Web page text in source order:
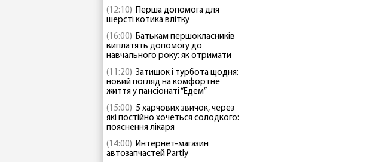
(12:10) Перша допомога для
шерсті котика влітку
(16:00) Батькам першокласників
виплатять допомогу до
навчального року: як отримати
(11:20) Затишок і турбота щодня:
новий погляд на комфортне
життя у пансіонаті “Едем”
(15:00) 5 харчових звичок, через
які постійно хочеться солодкого:
пояснення лікаря
(14:00) Интернет-магазин
автозапчастей Partly